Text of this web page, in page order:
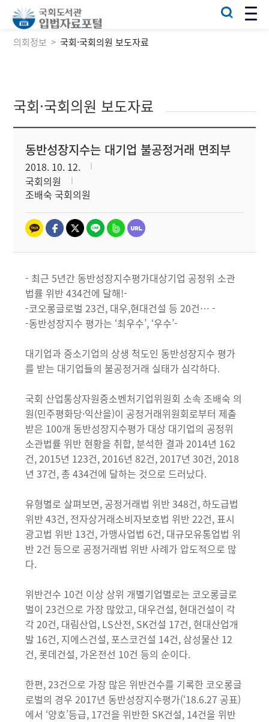
의회정보 국회·국회의원 보도자료
국회·국회의원 보도자료
동반성장지수는 대기업 불공정거래 면죄부
2018. 10. 12.
국회의원
조배숙 국회의원
- 최근 5년간 동반성장지수평가대상기업 공정위 소관
법률 위반 434건에 달해!-
-코오롱글로벌 23건, 대우,현대건설 등 20건… -
-동반성장지수 평가는 ‘최우수’, ‘우수’-
대기업과 중소기업의 상생 척도인 동반성장지수 평가
를 받는 대기업들의 불공정거래 실태가 심각하다.
국회 산업통상자원중소벤처기업위원회 소속 조배숙 의
원(민주평화당·익산을)이 공정거래위원회로부터 제출
받은 100개 동반성장지수평가 대상 대기업의 공정위
소관법률 위반 현황을 취합, 분석한 결과 2014년 162
건, 2015년 123건, 2016년 82건, 2017년 30건, 2018
년 37건, 총 434건에 달하는 것으로 드러났다.
유형별로 살펴보면, 공정거래법 위반 348건, 하도급법
위반 43건, 전자상거래소비자보호법 위반 22건, 표시
광고법 위반 13건, 가맹사업법 6건, 대규모유통업법 위
반 2건 등으로 공정거래법 위반 사례가 압도적으로 많
다.
위반건수 10건 이상 상위 개별기업별로는 코오롱글로
벌이 23건으로 가장 많았고, 대우건설, 현대건설이 각
각 20건, 대림산업, LS산전, SK건설 17건, 현대산업개
발 16건, 지에스건설, 포스코건설 14건, 삼성물산 12
건, 롯데건설, 가온전선 10건 등의 순이다.
한편, 23건으로 가장 많은 위반건수를 기록한 코오롱글
로벌의 경우 2017년 동반성장지수평가(‘18.6.27 공표)
에서 ‘양호’등급, 17건을 위반한 SK건설, 14건을 위반